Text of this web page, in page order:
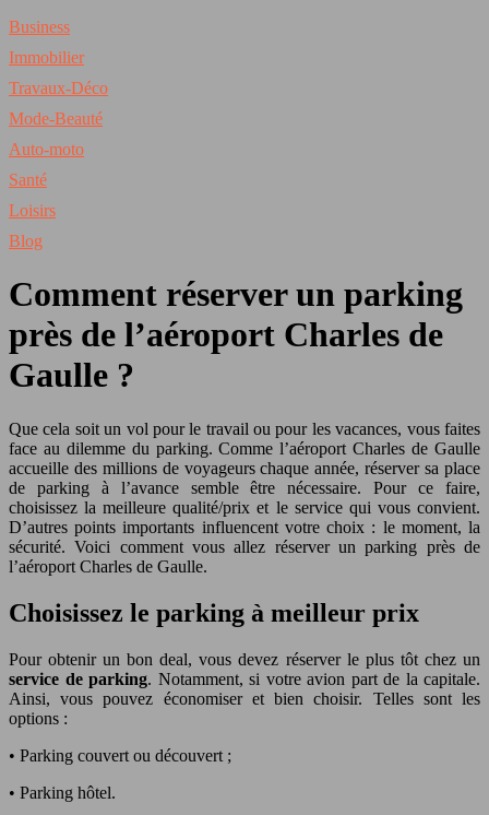
Business
Immobilier
Travaux-Déco
Mode-Beauté
Auto-moto
Santé
Loisirs
Blog
Comment réserver un parking
près de l’aéroport Charles de
Gaulle ?
Que cela soit un vol pour le travail ou pour les vacances, vous faites
face au dilemme du parking. Comme l’aéroport Charles de Gaulle
accueille des millions de voyageurs chaque année, réserver sa place
de parking à l’avance semble être nécessaire. Pour ce faire,
choisissez la meilleure qualité/prix et le service qui vous convient.
D’autres points importants influencent votre choix : le moment, la
sécurité. Voici comment vous allez réserver un parking près de
l’aéroport Charles de Gaulle.
Choisissez le parking à meilleur prix
Pour obtenir un bon deal, vous devez réserver le plus tôt chez un
service de parking. Notamment, si votre avion part de la capitale.
Ainsi, vous pouvez économiser et bien choisir. Telles sont les
options :
• Parking couvert ou découvert ;
• Parking hôtel.